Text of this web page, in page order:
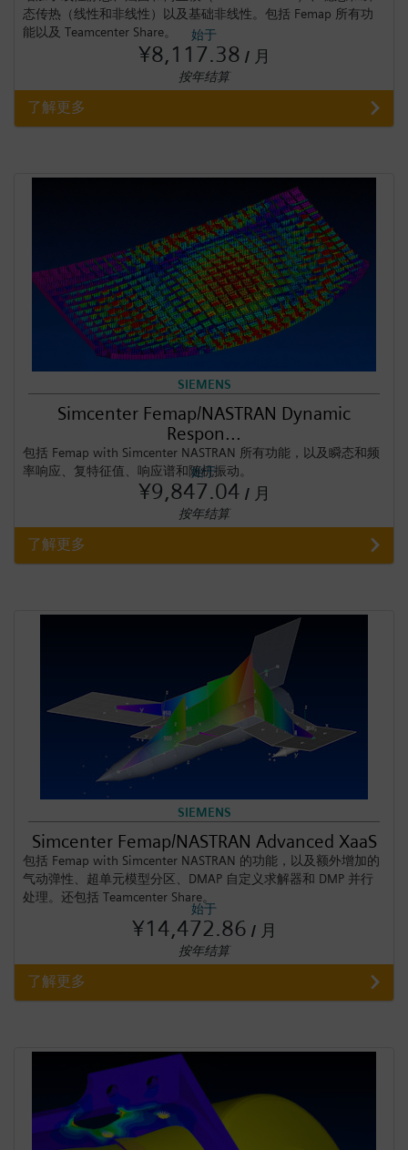
态传热（线性和非线性）以及基础非线性。包括 Femap 所有功
能以及 Teamcenter Share。
始于
¥8,117.38 / 月
按年结算
了解更多
SIEMENS
Simcenter Femap/NASTRAN Dynamic
Respon...
包括 Femap with Simcenter NASTRAN 所有功能，以及瞬态和频
率响应、复特征值、响应谱和随机振动。
始于
¥9,847.04 / 月
按年结算
了解更多
SIEMENS
Simcenter Femap/NASTRAN Advanced XaaS
包括 Femap with Simcenter NASTRAN 的功能，以及额外增加的
气动弹性、超单元模型分区、DMAP 自定义求解器和 DMP 并行
处理。还包括 Teamcenter Share。
始于
¥14,472.86 / 月
按年结算
了解更多